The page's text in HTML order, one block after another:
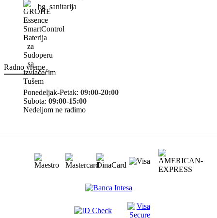
bg_sanitarija
Radno vreme
Ponedeljak-Petak: 09:00-20:00
Subota: 09:00-15:00
Nedeljom ne radimo